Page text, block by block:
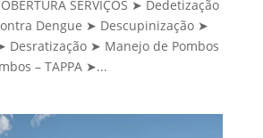
SERVIÇOS ➤ Dedetização
Dengue ➤ Descupinização ➤
Desratização ➤ Manejo de Pombos
– TAPPA ➤...